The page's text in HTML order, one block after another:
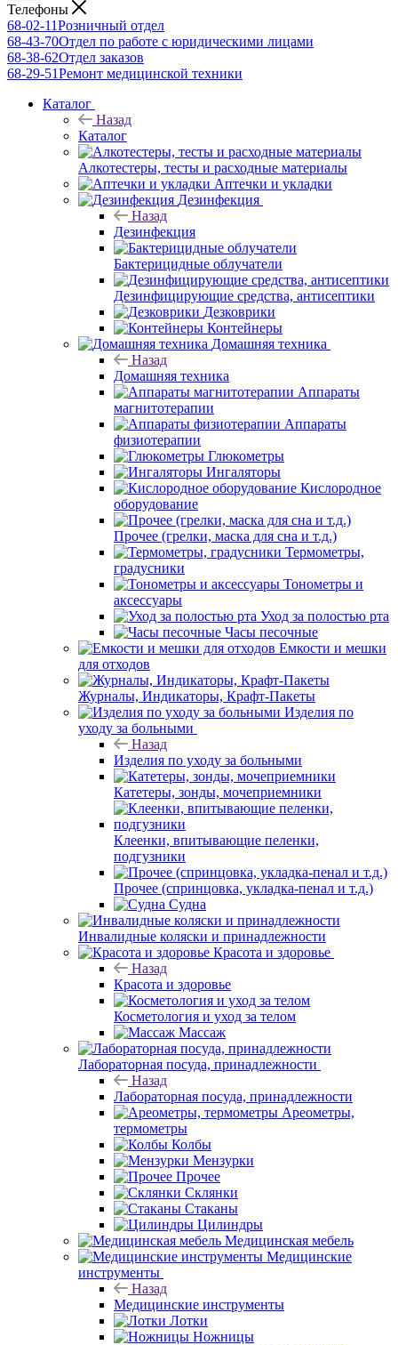
Телефоны
68-02-11Розничный отдел
68-43-70Отдел по работе с юридическими лицами
68-38-62Отдел заказов
68-29-51Ремонт медицинской техники
Каталог
Назад
Каталог
Алкотестеры, тесты и расходные материалы
Аптечки и укладки
Дезинфекция
Назад
Дезинфекция
Бактерицидные облучатели
Дезинфицирующие средства, антисептики
Дезковрики
Контейнеры
Домашняя техника
Назад
Домашняя техника
Аппараты
магнитотерапии
Аппараты
физиотерапии
Глюкометры
Ингаляторы
Кислородное
оборудование
Прочее (грелки, маска для сна и т.д.)
Термометры,
градусники
Тонометры и
аксессуары
Уход за полостью рта
Часы песочные
Емкости и мешки
для отходов
Журналы, Индикаторы, Крафт-Пакеты
Изделия по
уходу за больными
Назад
Изделия по уходу за больными
Катетеры, зонды, мочеприемники
Клеенки, впитывающие пеленки,
подгузники
Прочее (спринцовка, укладка-пенал и т.д.)
Судна
Инвалидные коляски и принадлежности
Красота и здоровье
Назад
Красота и здоровье
Косметология и уход за телом
Массаж
Лабораторная посуда, принадлежности
Назад
Лабораторная посуда, принадлежности
Ареометры,
термометры
Колбы
Мензурки
Прочее
Склянки
Стаканы
Цилиндры
Медицинская мебель
Медицинские
инструменты
Назад
Медицинские инструменты
Лотки
Ножницы